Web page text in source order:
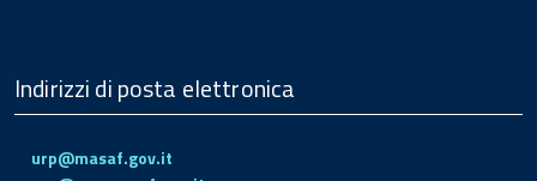
Indirizzi di posta elettronica
urp@masaf.gov.it